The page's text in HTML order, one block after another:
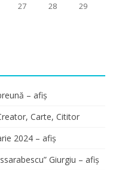
27 28
29
– afiș
Carte, Cititor
2024 – afiș
Giurgiu – afiș